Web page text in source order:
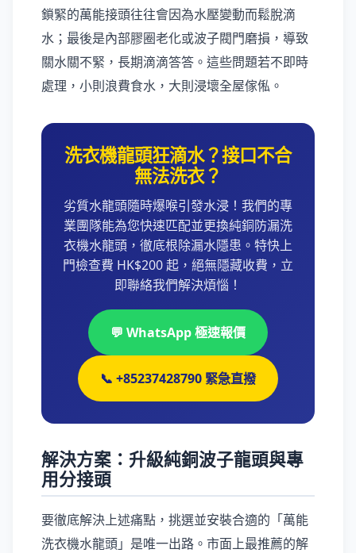
鎖緊的萬能接頭往往會因為水壓變動而鬆脫滴
水；最後是內部膠圈老化或波子閥門磨損，導致
關水關不緊，長期滴滴答答。這些問題若不即時
處理，小則浪費食水，大則浸壞全屋傢俬。
洗衣機龍頭狂滴水？接口不合
無法洗衣？
劣質水龍頭隨時爆喉引發水浸！我們的專
業團隊能為您快速匹配並更換純銅防漏洗
衣機水龍頭，徹底根除漏水隱患。特快上
門檢查費 HK$200 起，絕無隱藏收費，立
即聯絡我們解決煩惱！
💬 WhatsApp 極速報價
📞 +85237428790 緊急直撥
解決方案：升級純銅波子龍頭與專
用分接頭
要徹底解決上述痛點，挑選並安裝合適的「萬能
洗衣機水龍頭」是唯一出路。市面上最推薦的解